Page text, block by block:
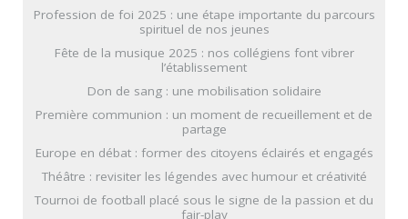
Profession de foi 2025 : une étape importante du parcours
spirituel de nos jeunes
Fête de la musique 2025 : nos collégiens font vibrer
l’établissement
Don de sang : une mobilisation solidaire
Première communion : un moment de recueillement et de
partage
Europe en débat : former des citoyens éclairés et engagés
Théâtre : revisiter les légendes avec humour et créativité
Tournoi de football placé sous le signe de la passion et du
fair-play